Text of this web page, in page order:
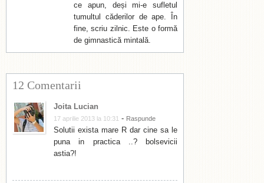
ce apun, deși mi-e sufletul
tumultul căderilor de ape. În
fine, scriu zilnic. Este o formă
de gimnastică mintală.
12 Comentarii
Joita Lucian
17 aprilie 2013 la 10:31 - Raspunde
Solutii exista mare R dar cine sa le
puna in practica ..? bolsevicii
astia?!